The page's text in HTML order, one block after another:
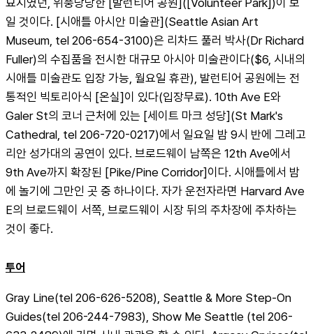
일 것이다. [시애틀 아시안 미술관](Seattle Asian Art
Museum, tel 206-654-3100)은 리차드 풀러 박사(Dr Richard
Fuller)의 수집품을 전시한 대규모 아시아 미술관이다($6, 시내의
시애틀 미술관도 입장 가능, 월요일 휴관), 발런티어 공원에는 전
통적인 빅토리아식 [온실]이 있다(입장무료). 10th Ave E와
Galer St의 코너 근처에 있는 [세이트 마크 성당](St Mark's
Cathedral, tel 206-720-0217)에서 일요일 밤 9시 반에 그레고
리안 성가대의 공연이 있다. 브로드웨이 남쪽은 12th Ave에서
9th Ave까지 확장된 [Pike/Pine Corridor]이다. 시애틀에서 밤
에 놀기에 그만인 곳 중 하나이다. 자가 운전자라면 Harvard Ave
E의 브로드웨이 서쪽, 브로드웨이 시장 뒤의 주차장에 주차하는
것이 좋다.
투어
Gray Line(tel 206-626-5208), Seattle & More Step-On
Guides(tel 206-244-7983), Show Me Seattle (tel 206-